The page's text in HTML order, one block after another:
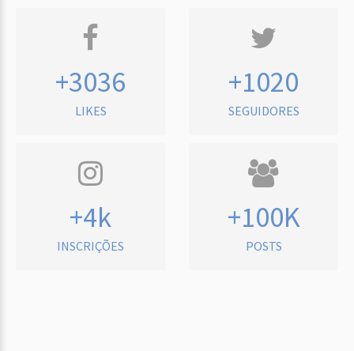
+3036
LIKES
+1020
SEGUIDORES
+4k
INSCRIÇÕES
+100K
POSTS